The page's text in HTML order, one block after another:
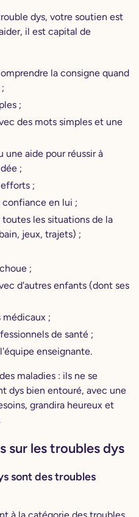
dys, votre soutien est
il est capital de
la consigne quand
;
des mots simples et une
une aide pour réussir à
;
;
en lui ;
les situations de la
jeux, trajets) ;
;
d'autres enfants (dont ses
médicaux ;
de santé ;
enseignante.
maladies : ils ne se
dys bien entouré, avec une
grandira heureux et
sur les troubles dys
sont des troubles
à la catégorie des troubles